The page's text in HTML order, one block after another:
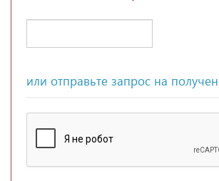
или отправьте запрос на